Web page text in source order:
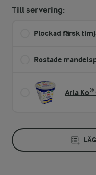
Till servering:
Plockad färsk
Rostade
Arla Ko®